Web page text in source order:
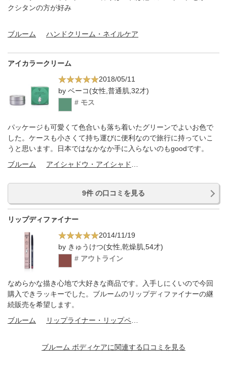
クシタンの方が好み
ブルーム ハンドクリーム・ネイルケア
アイカラークリーム
2018/05/11
by ベーコ(女性,普通肌,32才)
# モス
パッケージも可愛くて色合いも落ち着いたグリーンでよいお色で
した。ケースも小さくて持ち運びに便利なので旅行に持っていこ
うと思います。日本ではなかなか手に入らないのもgoodです。
ブルーム
9件 の口コミを見る
リップディファイナー
2014/11/19
by きゅうけつ(女性,乾燥肌,54才)
# アウトライン
なめらかな描き心地で大好きな商品です。入手しにくいので今回
購入できラッキーでした。ブルームのリップディファイナーの継
続販売を希望します。
ブルーム
ブルーム ボディケアに関連する口コミを見る